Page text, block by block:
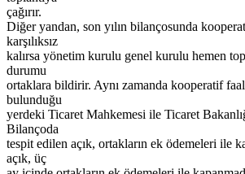
çağırır.
Diğer yandan, son yılın bilançosunda
karşılıksız
kalırsa yönetim kurulu genel kurulu hemen
durumu
ortaklara bildirir. Aynı zamanda kooperatif
bulunduğu
yerdeki Ticaret Mahkemesi ile Ticaret
Bilançoda
tespit edilen açık, ortakların ek ödemeleri ile
açık, üç